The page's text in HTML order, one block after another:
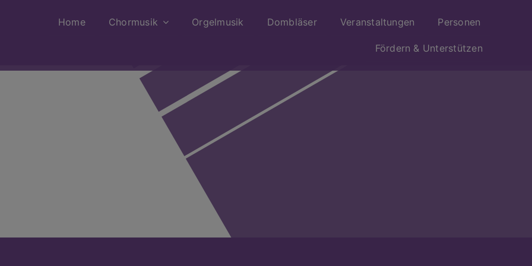
Home Chormusik Orgelmusik Dombläser Veranstaltungen Personen
Fördern & Unterstützen